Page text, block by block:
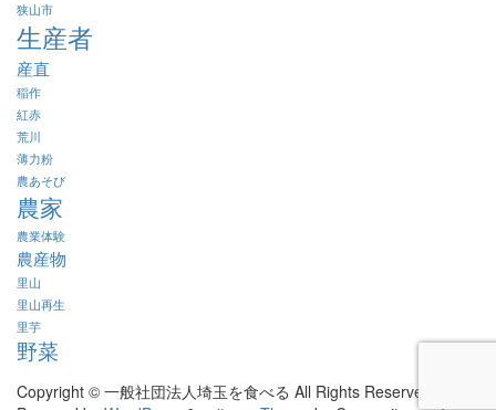
狭山市
生産者
産直
稲作
紅赤
荒川
薄力粉
農あそび
農家
農業体験
農産物
里山
里山再生
里芋
野菜
Copyright © 一般社団法人埼玉を食べる All Rights Reserved.